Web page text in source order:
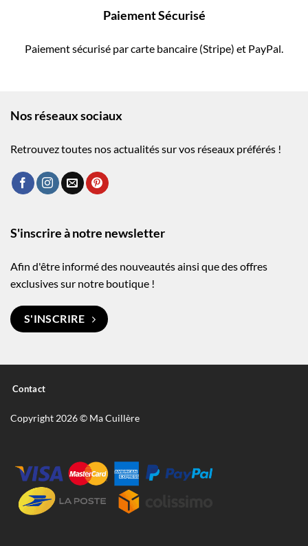
Paiement Sécurisé
Paiement sécurisé par carte bancaire (Stripe) et PayPal.
Nos réseaux sociaux
Retrouvez toutes nos actualités sur vos réseaux préférés !
S'inscrire à notre newsletter
Afin d'être informé des nouveautés ainsi que des offres
exclusives sur notre boutique !
S'INSCRIRE
Contact
Copyright 2026 © Ma Cuillère